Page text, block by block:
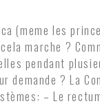
(meme les
marche ?
pendant
demande ? La
– Le